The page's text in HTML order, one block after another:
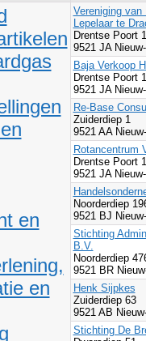
en
en
Vereniging
Lepelaar te
Drentse Poort
9521 JA
Baja Verkoop
Drentse Poort
9521 JA
Re-Base
Zuiderdiep 1
9521 AA
Rotancentrum
Drentse Poort
9521 JA
Noorderdiep
9521 BJ
Stichting
B.V.
Noorderdiep
9521 BR
Henk Sijpkes
Zuiderdiep 63
9521 AB
Stichting De